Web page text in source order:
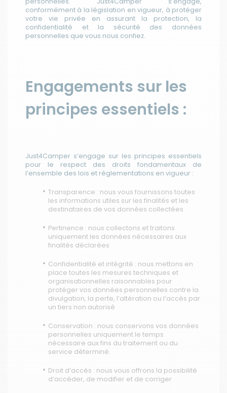
conformément à la législation en vigueur, à protéger
votre vie privée en assurant la protection, la
confidentialité et la sécurité des données
personnelles que vous nous confiez.
Engagements sur les
principes essentiels :
Just4Camper s’engage sur les principes essentiels
pour le respect des droits fondamentaux de
l’ensemble des lois et réglementations en vigueur :
Transparence : nous vous fournissons toutes
les informations utiles sur les finalités et les
destinataires de vos données collectées
Pertinence : nous collectons et traitons
uniquement les données nécessaires aux
finalités déclarées
Confidentialité et intégrité : nous mettons en
place toutes les mesures techniques et
organisationnelles raisonnables pour
protéger vos données personnelles contre la
divulgation, la perte, l’altération ou l’accès par
un tiers non autorisé
Conservation : nous conservons vos données
personnelles uniquement le temps
nécessaire aux fins du traitement ou du
service déterminé.
Droit d’accès : nous vous offrons la possibilité
d’accéder, de modifier et de corriger